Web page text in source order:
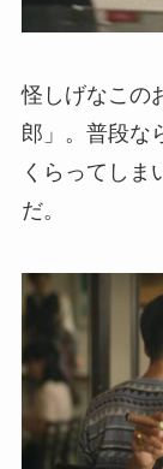
怪しげなこの
郎」。普段な
くらってしま
だ。